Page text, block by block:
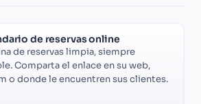
de reservas online
de reservas limpia, siempre
Comparta el enlace en su web,
o donde le encuentren sus clientes.